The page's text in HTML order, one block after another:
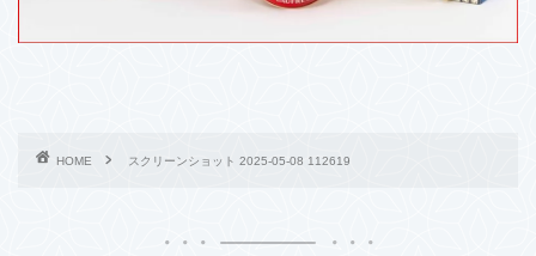
HOME スクリーンショット 2025-05-08 112619